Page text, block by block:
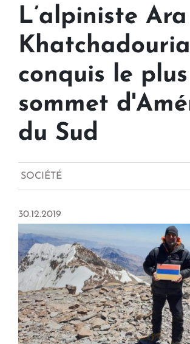
L’alpiniste Ara
conquis le
sommet
du Sud
SOCIÉTÉ
30.12.2019